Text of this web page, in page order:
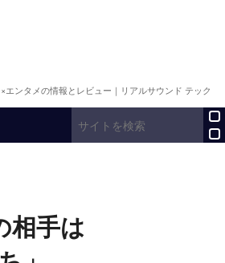
エンタメの情報とレビュー｜リアルサウンド テック
相手は